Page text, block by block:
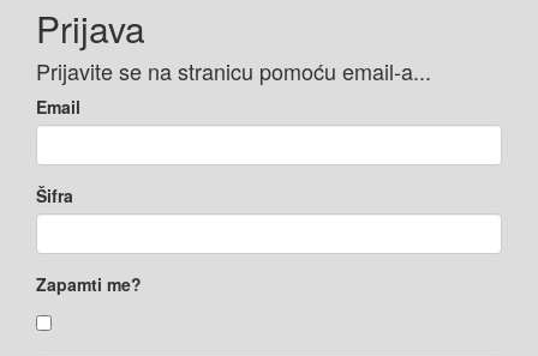
Prijava
Prijavite se na stranicu pomoću email-a...
Email
Šifra
Zapamti me?